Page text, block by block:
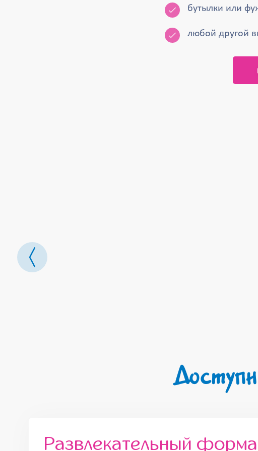
бутылки или
любой другой
Развлекательный